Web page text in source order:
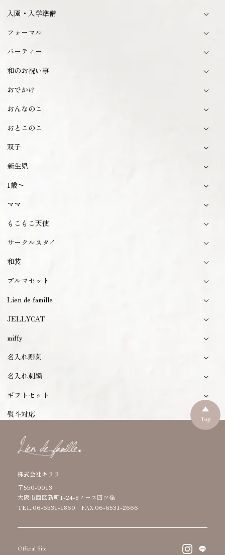
入園・入学準備
フォーマル
パーティー
和のお祝い事
おでかけ
おんなのこ
おとこのこ
双子
新生児
1歳〜
ママ
もこもこ天使
サークルスタイ
和装
ブルマセット
Lien de famille
JELLYCAT
miffy
名入れ彫刻
名入れ刺繍
ギフトセット
熨斗対応
株式会社キララ
〒550-0013
大阪市西区新町1-24-8ノース四ツ橋
TEL.06-6531-1860 FAX.06-6531-2666
Official Site